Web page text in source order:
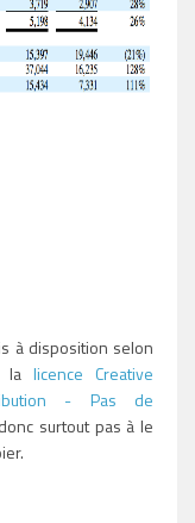
à disposition selon
la licence Creative
- Pas de
surtout pas à le